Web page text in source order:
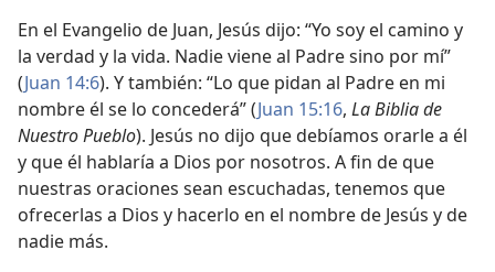
En el Evangelio de Juan, Jesús dijo: “Yo soy el camino y
la verdad y la vida. Nadie viene al Padre sino por mí”
(Juan 14:6). Y también: “Lo que pidan al Padre en mi
nombre él se lo concederá”(Juan 15:16, La Biblia de
Nuestro Pueblo). Jesús no dijo que debíamos orarle a él
y que él hablaría a Dios por nosotros. A fin de que
nuestras oraciones sean escuchadas, tenemos que
ofrecerlas a Dios y hacerlo en el nombre de Jesús y de
nadie más.